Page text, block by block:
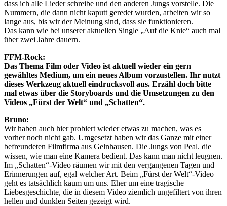
dass ich alle Lieder schreibe und den anderen Jungs vorstelle. Die
Nummern, die dann nicht kaputt geredet wurden, arbeiten wir so
lange aus, bis wir der Meinung sind, dass sie funktionieren.
Das kann wie bei unserer aktuellen Single „Auf die Knie“ auch mal
über zwei Jahre dauern.
FFM-Rock:
Das Thema Film oder Video ist aktuell wieder ein gern
gewähltes Medium, um ein neues Album vorzustellen. Ihr nutzt
dieses Werkzeug aktuell eindrucksvoll aus. Erzähl doch bitte
mal etwas über die Storyboards und die Umsetzungen zu den
Videos „Fürst der Welt“ und „Schatten“.
Bruno:
Wir haben auch hier probiert wieder etwas zu machen, was es
vorher noch nicht gab. Umgesetzt haben wir das Ganze mit einer
befreundeten Filmfirma aus Gelnhausen. Die Jungs von Peal. die
wissen, wie man eine Kamera bedient. Das kann man nicht leugnen.
Im „Schatten“-Video räumen wir mit den vergangenen Tagen und
Erinnerungen auf, egal welcher Art. Beim „Fürst der Welt“-Video
geht es tatsächlich kaum um uns. Eher um eine tragische
Liebesgeschichte, die in diesem Video ziemlich ungefiltert von ihren
hellen und dunklen Seiten gezeigt wird.